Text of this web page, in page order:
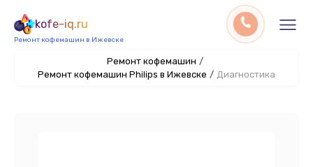
kofe-iq.ru
Ремонт кофемашин в Ижевске
Ремонт кофемашин /
Ремонт кофемашин Philips в Ижевске / Диагностика